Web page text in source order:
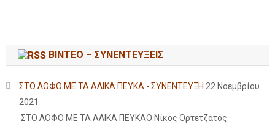
ΒΙΝΤΕΟ – ΣΥΝΕΝΤΕΥΞΕΙΣ
ΣΤΟ ΛΟΦΟ ΜΕ ΤΑ ΑΛΙΚΑ ΠΕΥΚΑ - ΣΥΝΕΝΤΕΥΞΗ 22 Νοεμβρίου
2021
ΣΤΟ ΛΟΦΟ ΜΕ ΤΑ ΑΛΙΚΑ ΠΕΥΚΑΟ Νίκος Ορτετζάτος